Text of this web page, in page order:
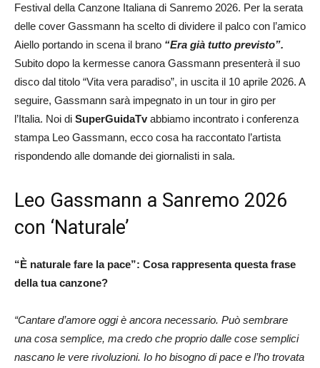
Festival della Canzone Italiana di Sanremo 2026. Per la serata
delle cover Gassmann ha scelto di dividere il palco con l’amico
Aiello portando in scena il brano “Era già tutto previsto”.
Subito dopo la kermesse canora Gassmann presenterà il suo
disco dal titolo “Vita vera paradiso”, in uscita il 10 aprile 2026. A
seguire, Gassmann sarà impegnato in un tour in giro per
l’Italia. Noi di SuperGuidaTvabbiamo incontrato i conferenza
stampa Leo Gassmann, ecco cosa ha raccontato l’artista
rispondendo alle domande dei giornalisti in sala.
Leo Gassmann a Sanremo 2026
con ‘Naturale’
“È naturale fare la pace”: Cosa rappresenta questa frase
della tua canzone?
“Cantare d’amore oggi è ancora necessario. Può sembrare
una cosa semplice, ma credo che proprio dalle cose semplici
nascano le vere rivoluzioni. Io ho bisogno di pace e l’ho trovata